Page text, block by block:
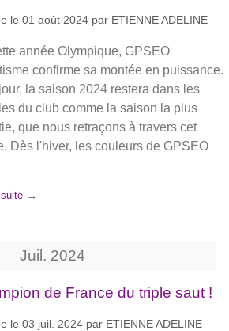
le 01 août 2024 par ETIENNE ADELINE
année Olympique, GPSEO
confirme sa montée en puissance.
la saison 2024 restera dans les
du club comme la saison la plus
que nous retraçons à travers cet
Dès l'hiver, les couleurs de GPSEO
Juil. 2024
de France du triple saut !
le 03 juil. 2024 par ETIENNE ADELINE